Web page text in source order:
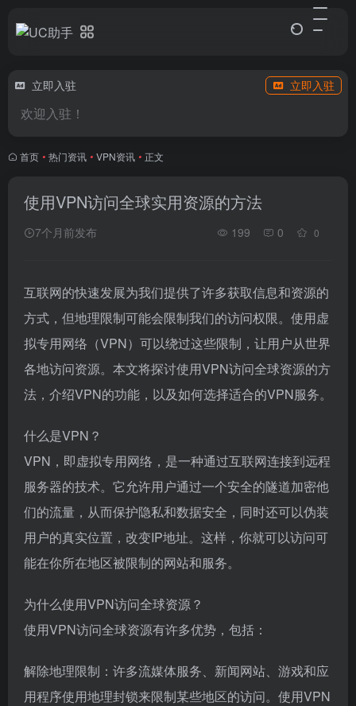
立即入驻 立即入驻
欢迎入驻！
首页 • 热门资讯 • VPN资讯 • 正文
使用VPN访问全球实用资源的方法
7个月前发布 199 0 0
互联网的快速发展为我们提供了许多获取信息和资源的
方式，但地理限制可能会限制我们的访问权限。使用虚
拟专用网络（VPN）可以绕过这些限制，让用户从世界
各地访问资源。本文将探讨使用VPN访问全球资源的方
法，介绍VPN的功能，以及如何选择适合的VPN服务。
什么是VPN？
VPN，即虚拟专用网络，是一种通过互联网连接到远程
服务器的技术。它允许用户通过一个安全的隧道加密他
们的流量，从而保护隐私和数据安全，同时还可以伪装
用户的真实位置，改变IP地址。这样，你就可以访问可
能在你所在地区被限制的网站和服务。
为什么使用VPN访问全球资源？
使用VPN访问全球资源有许多优势，包括：
解除地理限制：许多流媒体服务、新闻网站、游戏和应
用程序使用地理封锁来限制某些地区的访问。使用VPN